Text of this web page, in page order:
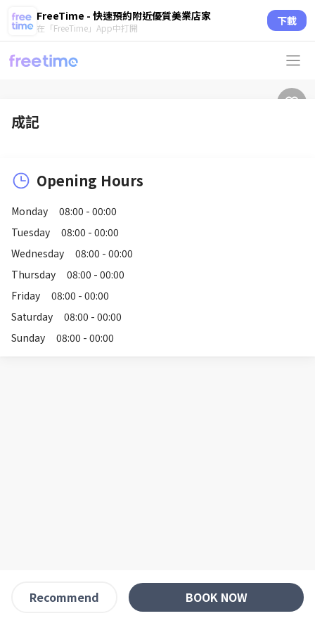
FreeTime - 快速預約附近優質美業店家
在「FreeTime」App中打開 下載
成記
Opening Hours
Monday
08:00 - 00:00
Tuesday
08:00 - 00:00
Wednesday
08:00 - 00:00
Thursday
08:00 - 00:00
Friday
08:00 - 00:00
Saturday
08:00 - 00:00
Sunday
08:00 - 00:00
Recommend BOOK NOW